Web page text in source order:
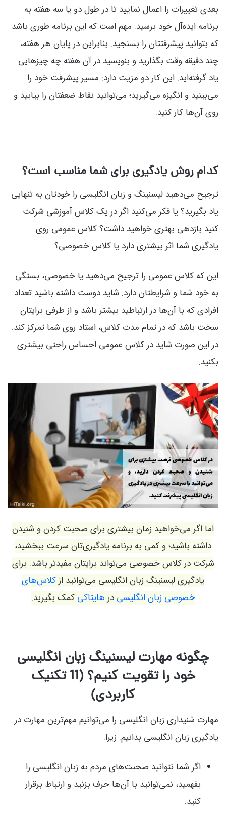
بعدی تغییرات را اعمال نمایید تا در طول دو یا سه هفته به
برنامه ایده‌آل خود برسید. مهم است که این برنامه طوری باشد
که بتوانید پیشرفتتان را بسنجید. بنابراین در پایان هر هفته،
چند دقیقه وقت بگذارید و بنویسید در آن هفته چه چیزهایی
یاد گرفته‌اید. این کار دو مزیت دارد: مسیر پیشرفت خود را
می‌بینید و انگیزه می‌گیرید؛ می‌توانید نقاط ضعفتان را بیابید و
روی آن‌ها کار کنید.
کدام روش یادگیری برای شما مناسب است؟
ترجیح می‌دهید لیسنینگ و زبان انگلیسی را خودتان به تنهایی
یاد بگیرید؟ یا فکر می‌کنید اگر در یک کلاس آموزشی شرکت
کنید بازدهی بهتری خواهید داشت؟ کلاس عمومی روی
یادگیری شما اثر بیشتری دارد یا کلاس خصوصی؟
این که کلاس عمومی را ترجیح می‌دهید یا خصوصی، بستگی
به خود شما و شرایطتان دارد. شاید دوست داشته باشید تعداد
افرادی که با آن‌ها در ارتباطید بیشتر باشد و از طرفی برایتان
سخت باشد که در تمام مدت کلاس، استاد روی شما تمرکز کند.
در این صورت شاید در کلاس عمومی احساس راحتی بیشتری
بکنید.
اما اگر می‌خواهید زمان بیشتری برای صحبت کردن و شنیدن
داشته باشید؛ و کمی به برنامه یادگیری‌تان سرعت ببخشید،
شرکت در کلاس خصوصی می‌تواند برایتان مفیدتر باشد. برای
یادگیری لیسنینگ زبان انگلیسی می‌توانید ازکلاس‌های
خصوصی زبان انگلیسی در هایتاکی کمک بگیرید.
چگونه مهارت لیسنینگ زبان انگلیسی
خود را تقویت کنیم؟ (11 تکنیک
کاربردی)
مهارت شنیداری زبان انگلیسی را می‌توانیم مهم‌ترین مهارت در
یادگیری زبان انگلیسی بدانیم. زیرا:
اگر شما نتوانید صحبت‌های مردم به زبان انگلیسی را
بفهمید، نمی‌توانید با آن‌ها حرف بزنید و ارتباط برقرار
کنید.